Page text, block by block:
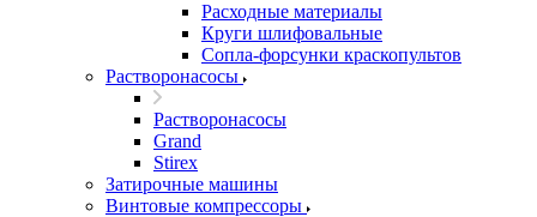
Расходные материалы
Круги шлифовальные
Сопла-форсунки краскопультов
Растворонасосы
Растворонасосы
Grand
Stirex
Затирочные машины
Винтовые компрессоры